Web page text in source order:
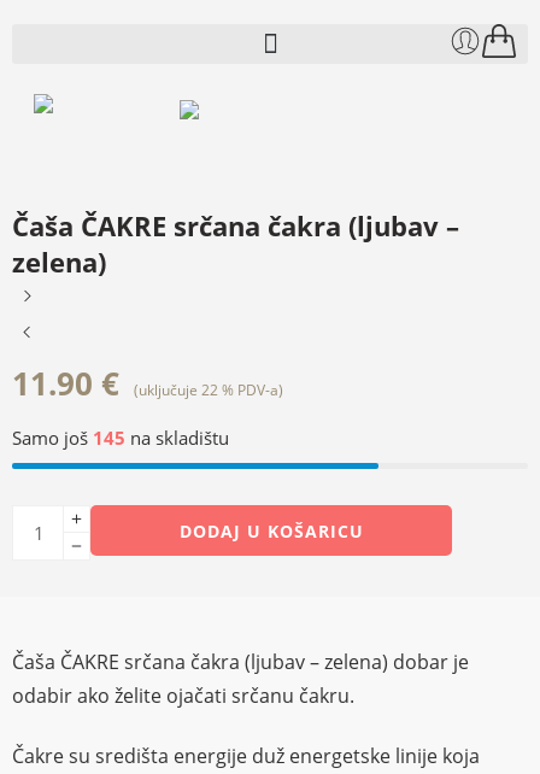
Čaša ČAKRE srčana čakra (ljubav –
zelena)
11.90 € (uključuje 22 % PDV-a)
Samo još 145 na skladištu
DODAJ U KOŠARICU
Čaša ČAKRE srčana čakra (ljubav – zelena) dobar je
odabir ako želite ojačati srčanu čakru.
Čakre su središta energije duž energetske linije koja